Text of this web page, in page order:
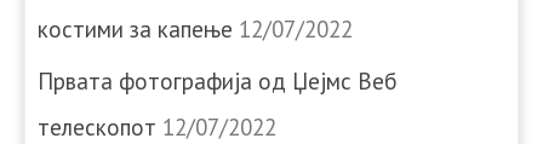
костими за капење 12/07/2022
Првата фотографија од Џејмс Веб
телескопот 12/07/2022